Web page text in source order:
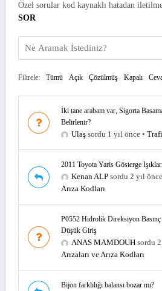
Özel sorular kod kaynaklı hatadan
SOR
Filtrele: Tümü Açık Çözülmüş Kapalı
İki tane arabam var, Sigorta
Belirlenir?
Ulaş sordu 1 yıl önce •
2011 Toyota Yaris Gösterge
Kenan ALP sordu 2 yıl önce
Arıza Kodları
P0552 Hidrolik Direksiyon
Düşük Giriş
ANAS MAMDOUH sordu
Arızaları ve Arıza Kodları
Bijon farklılığı balansı bozar mı?